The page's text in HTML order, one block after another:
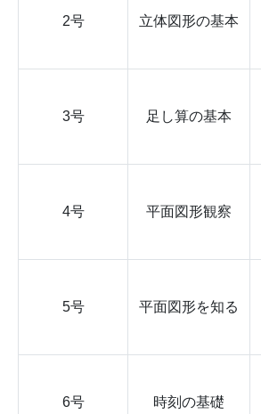
2号 立体図形の基本
3号 足し算の基本
4号 平面図形観察
5号 平面図形を知る
6号 時刻の基礎